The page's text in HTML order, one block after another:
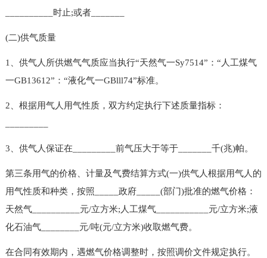
__________时止;或者_______
(二)供气质量
1、供气人所供燃气气质应当执行“天然气一Sy7514”：“人工煤气
一GB13612”：“液化气一GBlll74”标准。
2、根据用气人用气性质，双方约定执行下述质量指标：
3、供气人保证在_________前气压大于等于_______千(兆)帕。
第三条用气的价格、计量及气费结算方式(一)供气人根据用气人的
用气性质和种类，按照_____政府_____(部门)批准的燃气价格：
天然气__________元/立方米;人工煤气___________元/立方米;液
化石油气________元/吨(元/立方米)收取燃气费。
在合同有效期内，遇燃气价格调整时，按照调价文件规定执行。